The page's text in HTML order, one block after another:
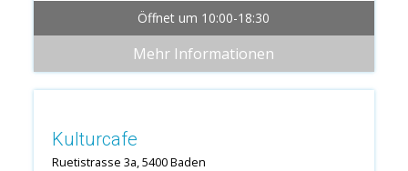
Öffnet um 10:00-18:30
Mehr Informationen
Kulturcafe
Ruetistrasse 3a, 5400 Baden